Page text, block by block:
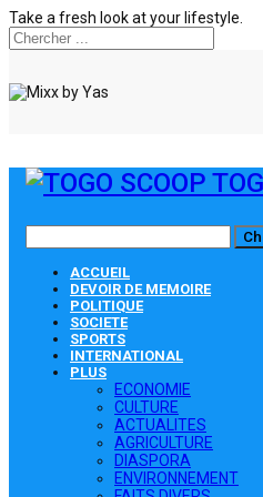
Take a fresh look at your lifestyle.
ACCUEIL
DEVOIR DE MEMOIRE
POLITIQUE
SOCIETE
SPORTS
INTERNATIONAL
PLUS
ECONOMIE
CULTURE
ACTUALITES
AGRICULTURE
DIASPORA
ENVIRONNEMENT